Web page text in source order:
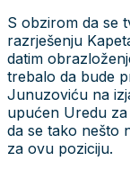
S obzirom da se
razrješenju
datim
trebalo da bude
Junuzoviću na
upućen Uredu
da se tako nešto
za ovu poziciju.